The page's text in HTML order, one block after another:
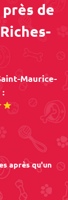
de
Maurice-
:
après qu'un